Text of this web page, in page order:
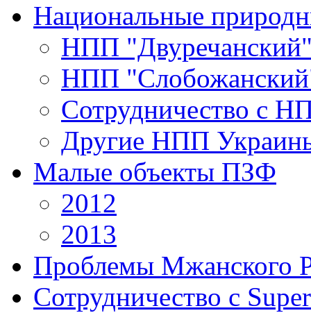
Национальные
НПП
НПП
Сотрудничество с
Другие НПП
Малые объекты ПЗФ
2012
2013
Проблемы Мжанского
Сотрудничество с